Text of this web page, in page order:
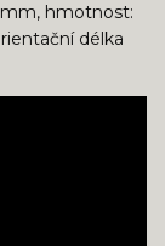
hmotnost:
délka